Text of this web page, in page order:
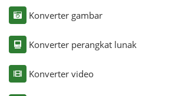
Konverter gambar
Konverter perangkat lunak
Konverter video